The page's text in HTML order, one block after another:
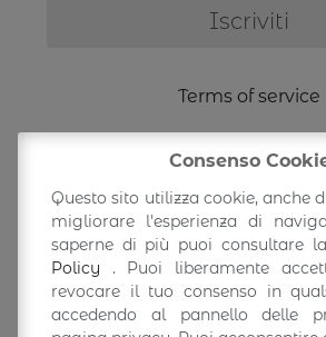
Terms of service
Shipping
Return/exchange
Accedi/Profilo
Consenso
Questo sito utilizza cookie, anche
migliorare l'esperienza di
saperne di più puoi consultare
Policy . Puoi liberamente
revocare il tuo consenso in
accedendo al pannello delle